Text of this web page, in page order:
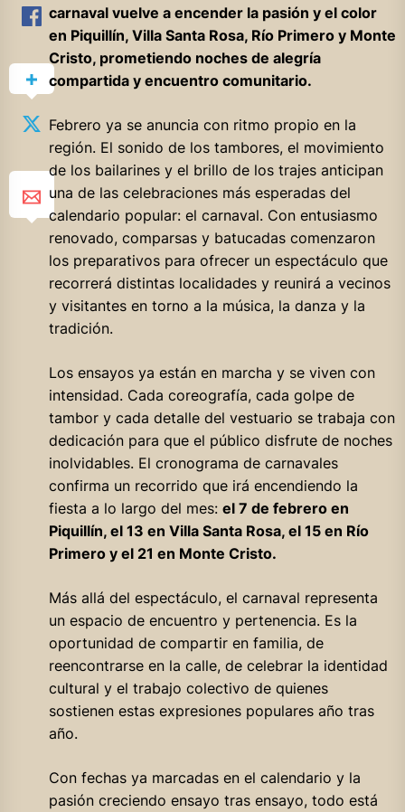
carnaval vuelve a encender la pasión y el color
en Piquillín, Villa Santa Rosa, Río Primero y Monte
Cristo, prometiendo noches de alegría
compartida y encuentro comunitario.
Febrero ya se anuncia con ritmo propio en la
región. El sonido de los tambores, el movimiento
de los bailarines y el brillo de los trajes anticipan
una de las celebraciones más esperadas del
calendario popular: el carnaval. Con entusiasmo
renovado, comparsas y batucadas comenzaron
los preparativos para ofrecer un espectáculo que
recorrerá distintas localidades y reunirá a vecinos
y visitantes en torno a la música, la danza y la
tradición.
Los ensayos ya están en marcha y se viven con
intensidad. Cada coreografía, cada golpe de
tambor y cada detalle del vestuario se trabaja con
dedicación para que el público disfrute de noches
inolvidables. El cronograma de carnavales
confirma un recorrido que irá encendiendo la
fiesta a lo largo del mes: el 7 de febrero en
Piquillín, el 13 en Villa Santa Rosa, el 15 en Río
Primero y el 21 en Monte Cristo.
Más allá del espectáculo, el carnaval representa
un espacio de encuentro y pertenencia. Es la
oportunidad de compartir en familia, de
reencontrarse en la calle, de celebrar la identidad
cultural y el trabajo colectivo de quienes
sostienen estas expresiones populares año tras
año.
Con fechas ya marcadas en el calendario y la
pasión creciendo ensayo tras ensayo, todo está